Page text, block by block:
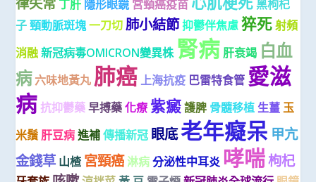
丁肝 隱形眼鏡 宮頸癌疫苗
黑枸杞
子 頸動脈斑塊一刀切 肺小結節抑鬱伴焦慮 猝死 射頻
消融 新冠病毒OMICRON變異株 腎病 肝衰竭 白血
病六味地黃丸 肺癌 上海抗疫 巴雷特食管 愛滋
病 抗抑鬱藥 早搏藥 化療 紫癜 護脾 骨髓移植 生薑 玉
米鬚 肝豆病 進補 傳播新冠 眼底老年癡呆 甲亢
金錢草 山楂 宮頸癌 淋病 分泌性中耳炎 哮喘枸杞